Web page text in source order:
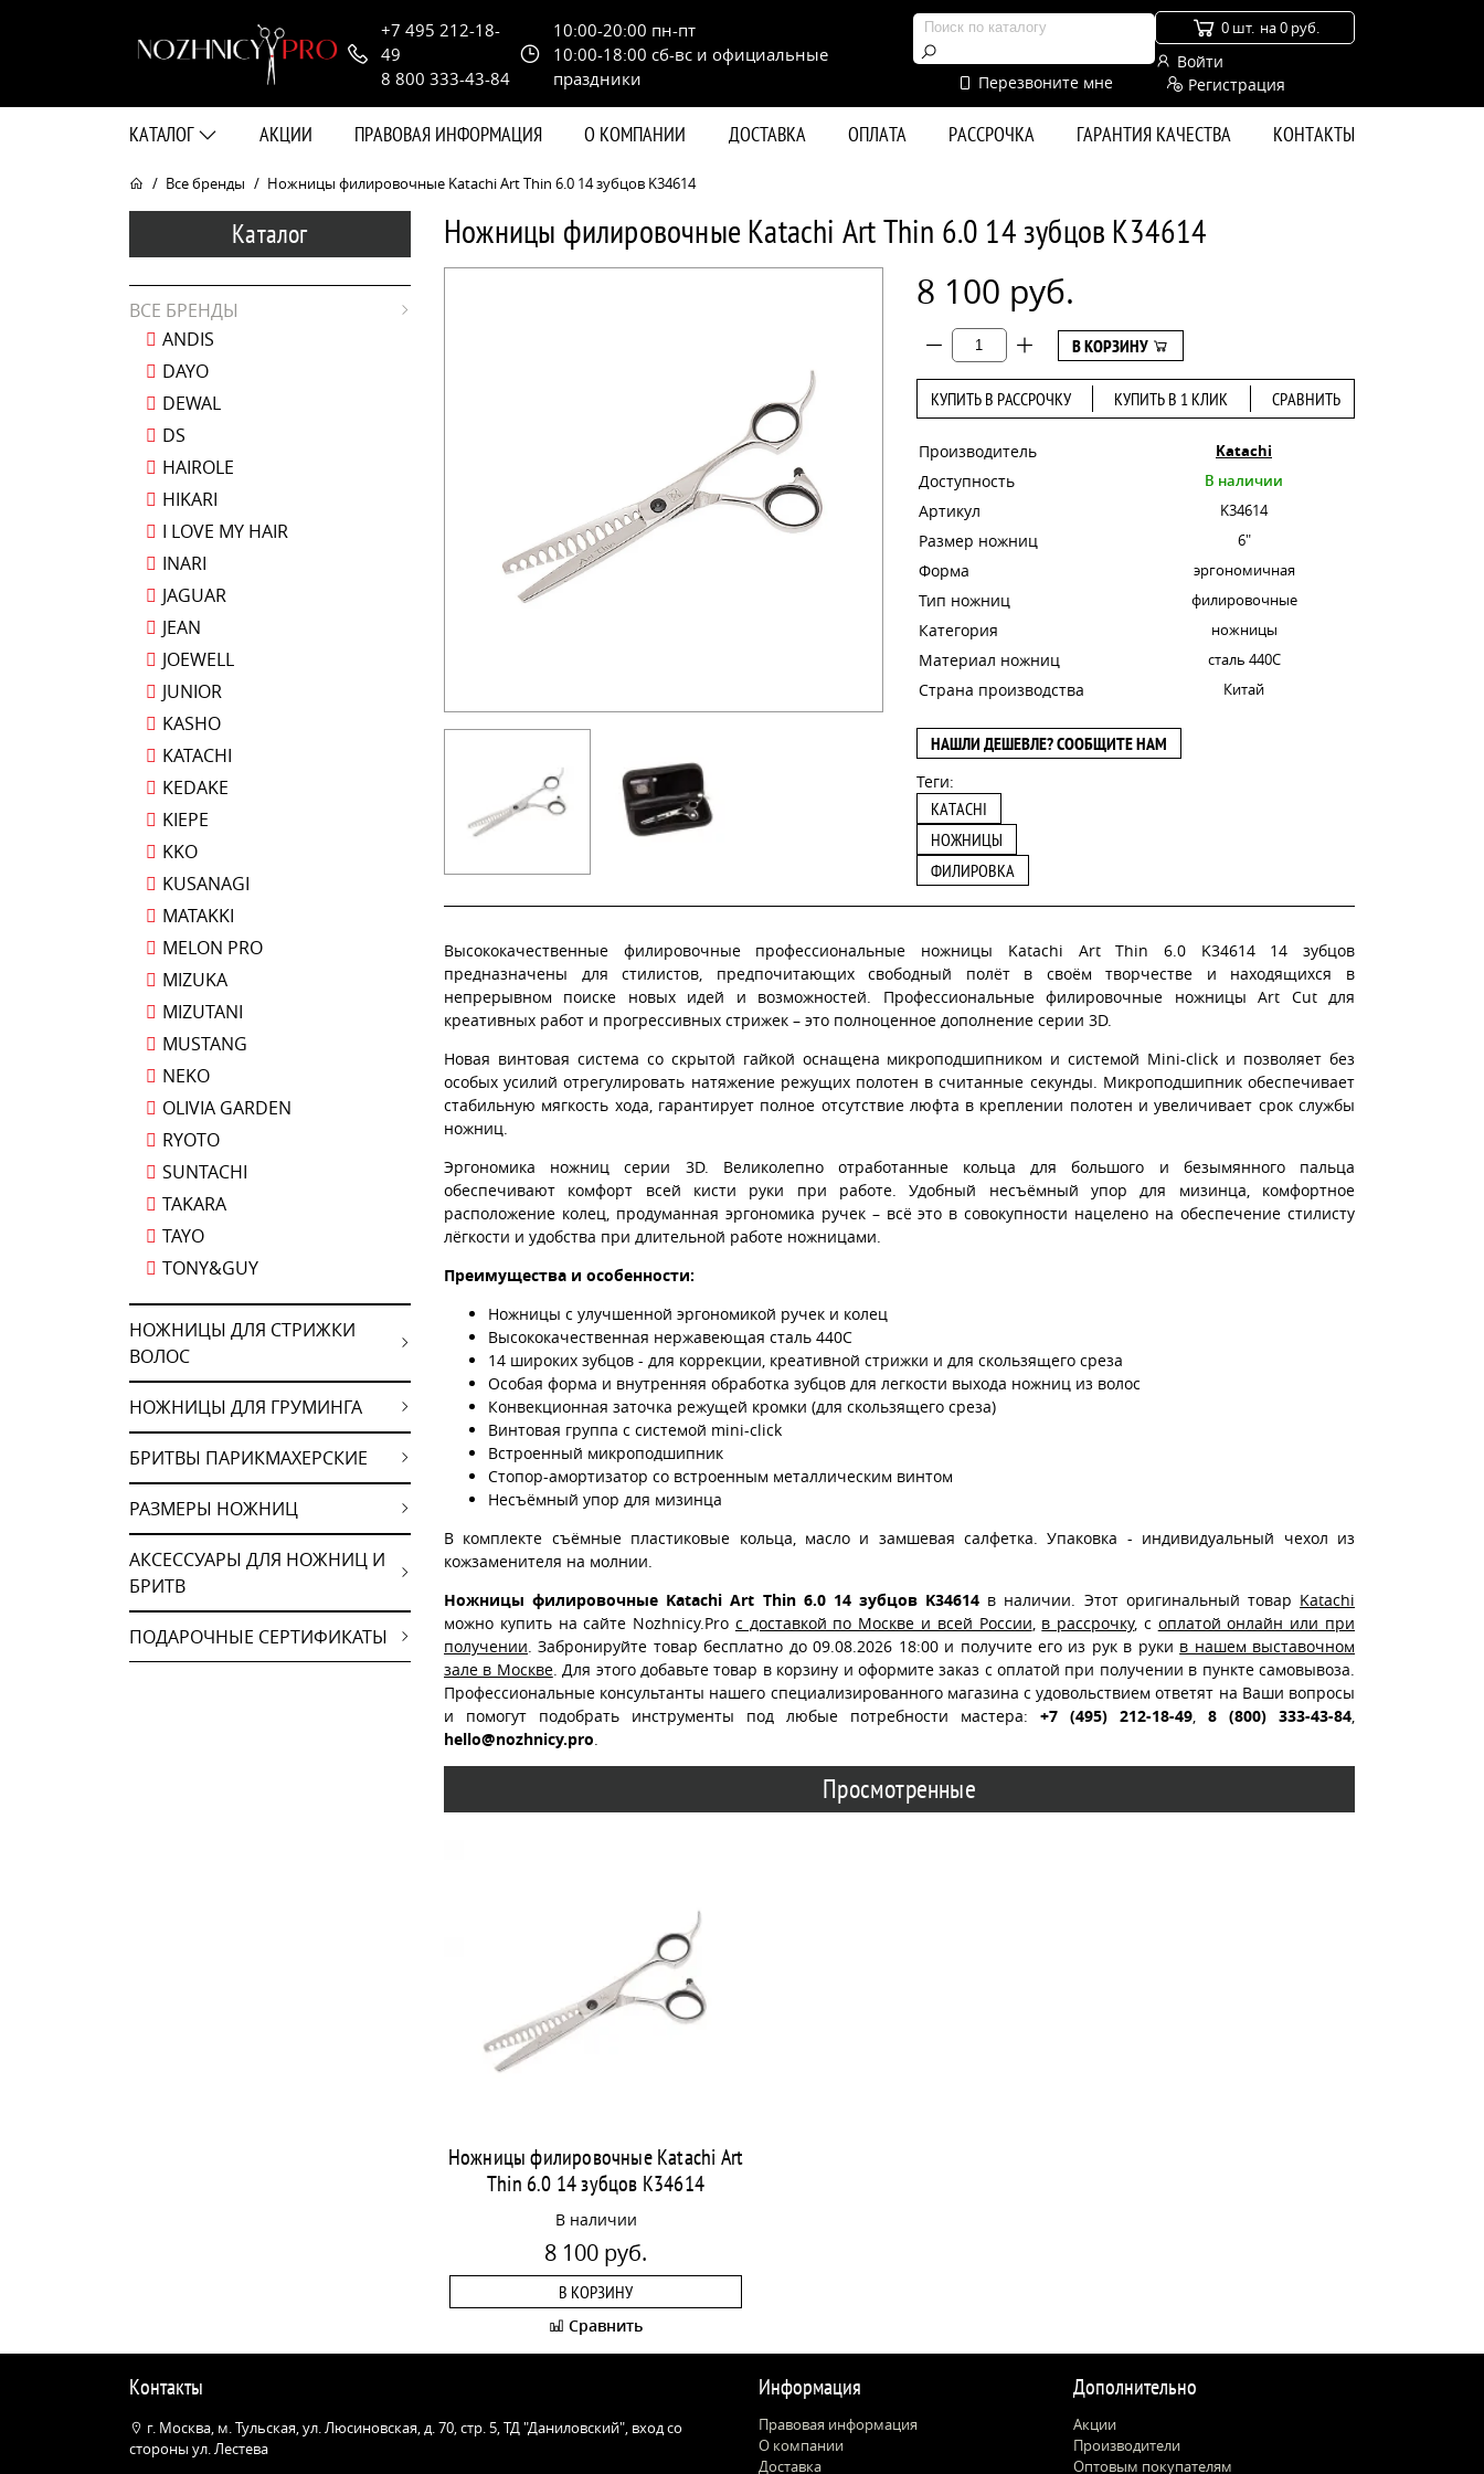
+7 495 212-18-
49
8 800 333-43-84
10:00-20:00 пн-пт
10:00-18:00 сб-вс и официальные
праздники
Перезвоните мне
0 шт. на 0 руб.
Войти
Регистрация
КАТАЛОГ АКЦИИ ПРАВОВАЯ ИНФОРМАЦИЯ О КОМПАНИИ ДОСТАВКА ОПЛАТА РАССРОЧКА ГАРАНТИЯ КАЧЕСТВА КОНТАКТЫ
Все бренды Ножницы филировочные Katachi Art Thin 6.0 14 зубцов K34614
Каталог
ВСЕ БРЕНДЫ
ANDIS
DAYO
DEWAL
DS
HAIROLE
HIKARI
I LOVE MY HAIR
INARI
JAGUAR
JEAN
JOEWELL
JUNIOR
KASHO
KATACHI
KEDAKE
KIEPE
KKO
KUSANAGI
MATAKKI
MELON PRO
MIZUKA
MIZUTANI
MUSTANG
NEKO
OLIVIA GARDEN
RYOTO
SUNTACHI
TAKARA
TAYO
TONY&GUY
НОЖНИЦЫ ДЛЯ СТРИЖКИ
ВОЛОС
НОЖНИЦЫ ДЛЯ ГРУМИНГА
БРИТВЫ ПАРИКМАХЕРСКИЕ
РАЗМЕРЫ НОЖНИЦ
АКСЕССУАРЫ ДЛЯ НОЖНИЦ И
БРИТВ
ПОДАРОЧНЫЕ СЕРТИФИКАТЫ
Ножницы филировочные Katachi Art Thin 6.0 14 зубцов K34614
8 100 руб.
В КОРЗИНУ
КУПИТЬ В РАССРОЧКУ КУПИТЬ В 1 КЛИК СРАВНИТЬ
Производитель Katachi
Доступность В наличии
Артикул K34614
Размер ножниц 6"
Форма эргономичная
Тип ножниц филировочные
Категория ножницы
Материал ножниц сталь 440С
Страна производства Китай
НАШЛИ ДЕШЕВЛЕ? СООБЩИТЕ НАМ
Теги:
KATACHI
НОЖНИЦЫ
ФИЛИРОВКА
Высококачественные филировочные профессиональные ножницы Katachi Art Thin 6.0 K34614 14 зубцов
предназначены для стилистов, предпочитающих свободный полёт в своём творчестве и находящихся в
непрерывном поиске новых идей и возможностей. Профессиональные филировочные ножницы Art Cut для
креативных работ и прогрессивных стрижек – это полноценное дополнение серии 3D.
Новая винтовая система со скрытой гайкой оснащена микроподшипником и системой Mini-click и позволяет без
особых усилий отрегулировать натяжение режущих полотен в считанные секунды. Микроподшипник обеспечивает
стабильную мягкость хода, гарантирует полное отсутствие люфта в креплении полотен и увеличивает срок службы
ножниц.
Эргономика ножниц серии 3D. Великолепно отработанные кольца для большого и безымянного пальца
обеспечивают комфорт всей кисти руки при работе. Удобный несъёмный упор для мизинца, комфортное
расположение колец, продуманная эргономика ручек – всё это в совокупности нацелено на обеспечение стилисту
лёгкости и удобства при длительной работе ножницами.
Преимущества и особенности:
Ножницы с улучшенной эргономикой ручек и колец
Высококачественная нержавеющая сталь 440С
14 широких зубцов - для коррекции, креативной стрижки и для скользящего среза
Особая форма и внутренняя обработка зубцов для легкости выхода ножниц из волос
Конвекционная заточка режущей кромки (для скользящего среза)
Винтовая группа с системой mini-click
Встроенный микроподшипник
Стопор-амортизатор со встроенным металлическим винтом
Несъёмный упор для мизинца
В комплекте съёмные пластиковые кольца, масло и замшевая салфетка. Упаковка - индивидуальный чехол из
кожзаменителя на молнии.
Ножницы филировочные Katachi Art Thin 6.0 14 зубцов K34614 в наличии. Этот оригинальный товар Katachi
можно купить на сайте Nozhnicy.Pro с доставкой по Москве и всей России, в рассрочку, с оплатой онлайн или при
получении. Забронируйте товар бесплатно до 09.08.2026 18:00 и получите его из рук в руки в нашем выставочном
зале в Москве. Для этого добавьте товар в корзину и оформите заказ с оплатой при получении в пункте самовывоза.
Профессиональные консультанты нашего специализированного магазина с удовольствием ответят на Ваши вопросы
и помогут подобрать инструменты под любые потребности мастера: +7 (495) 212-18-49, 8 (800) 333-43-84,
hello@nozhnicy.pro.
Просмотренные
Ножницы филировочные Katachi Art
Thin 6.0 14 зубцов K34614
В наличии
8 100 руб.
В КОРЗИНУ
Сравнить
Контакты
г. Москва, м. Тульская, ул. Люсиновская, д. 70, стр. 5, ТД "Даниловский", вход со
стороны ул. Лестева
Информация
Правовая информация
О компании
Доставка
Дополнительно
Акции
Производители
Оптовым покупателям